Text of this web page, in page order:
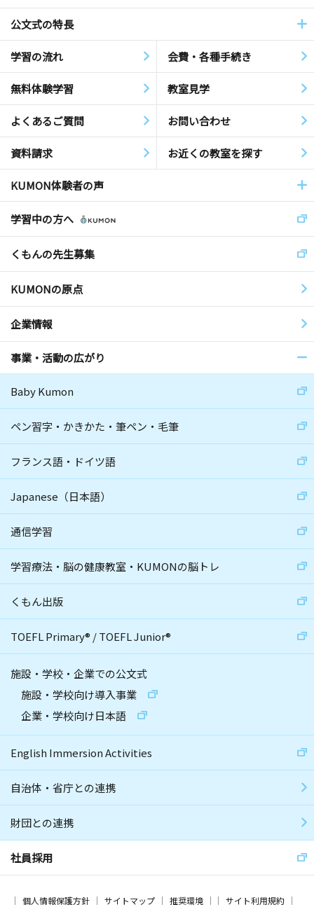
公文式の特長
学習の流れ 会費・各種手続き
無料体験学習 教室見学
よくあるご質問 お問い合わせ
資料請求 お近くの教室を探す
KUMON体験者の声
学習中の方へ
くもんの先生募集
KUMONの原点
企業情報
事業・活動の広がり
Baby Kumon
ペン習字・かきかた・筆ペン・毛筆
フランス語・ドイツ語
Japanese（日本語）
通信学習
学習療法・脳の健康教室・KUMONの脳トレ
くもん出版
TOEFL Primary® /TOEFL Junior®
施設・学校・企業での公文式
施設・学校向け導入事業
企業・学校向け日本語
English Immersion Activities
自治体・省庁との連携
財団との連携
社員採用
個人情報保護方針 サイトマップ 推奨環境 サイト利用規約